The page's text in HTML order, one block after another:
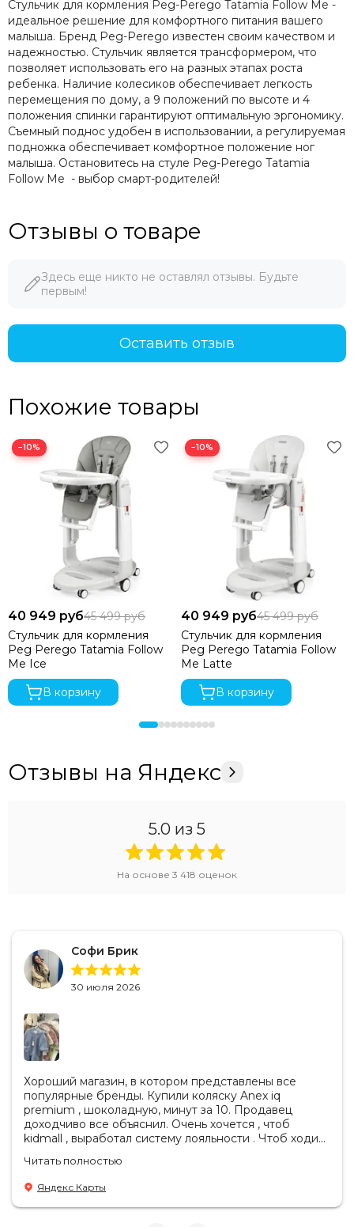
Стульчик для кормления Peg-Perego Tatamia Follow Me -
идеальное решение для комфортного питания вашего
малыша. Бренд Peg-Perego известен своим качеством и
надежностью. Стульчик является трансформером, что
позволяет использовать его на разных этапах роста
ребенка. Наличие колесиков обеспечивает легкость
перемещения по дому, а 9 положений по высоте и 4
положения спинки гарантируют оптимальную эргономику.
Съемный поднос удобен в использовании, а регулируемая
подножка обеспечивает комфортное положение ног
малыша. Остановитесь на стуле Peg-Perego Tatamia
Follow Me - выбор смарт-родителей!
Отзывы о товаре
Здесь еще никто не оставлял отзывы. Будьте
первым!
Оставить отзыв
Похожие товары
−10%
40 949 руб45 499 руб
Стульчик для кормления
Peg Perego Tatamia Follow
Me Ice
В корзину
−10%
40 949 руб45 499 руб
Стульчик для кормления
Peg Perego Tatamia Follow
Me Latte
В корзину
Отзывы на Яндекс
5.0 из 5
На основе 3 418 оценок
Софи Брик
30 июля 2026
Хороший магазин, в котором представлены все
популярные бренды. Купили коляску Anex iq
premium , шоколадную, минут за 10. Продавец
доходчиво все объяснил. Очень хочется , чтоб
kidmall , выработал систему лояльности . Чтоб ходить
Читать полностью
Яндекс Карты